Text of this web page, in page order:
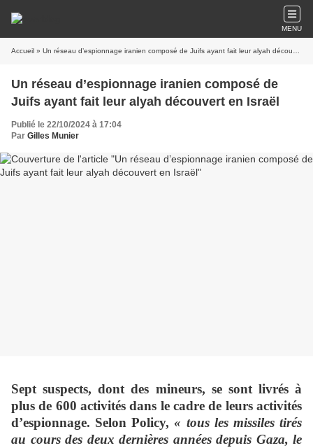
MENU
Accueil » Un réseau d’espionnage iranien composé de Juifs ayant fait leur alyah découvert en Israël
Un réseau d’espionnage iranien composé de
Juifs ayant fait leur alyah découvert en Israël
Publié le 22/10/2024 à 17:04
Par Gilles Munier
Sept suspects, dont des mineurs, se sont livrés à
plus de 600 activités dans le cadre de leurs activités
d’espionnage. Selon Policy,« tous les missiles tirés
au cours des deux dernières années depuis Gaza, le